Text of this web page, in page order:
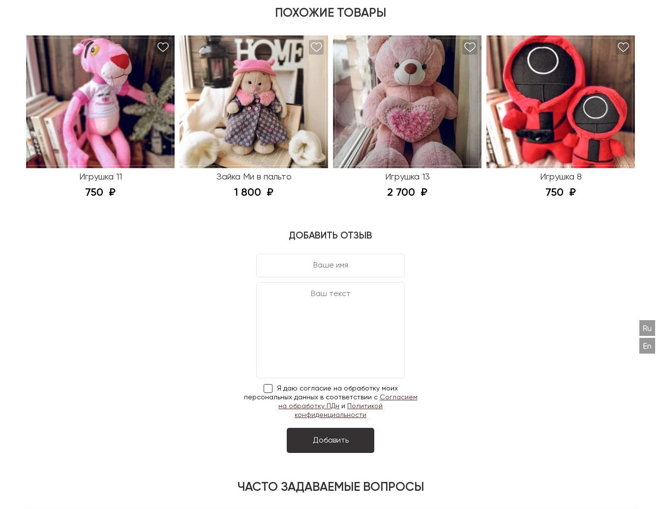
ПОХОЖИЕ ТОВАРЫ
Игрушка 11
750
Зайка Ми в пальто
1 800
Игрушка 13
2 700
Игрушка 8
750
ДОБАВИТЬ ОТЗЫВ
Я даю согласие на обработку моих
персональных данных в соответствии с Согласием
на обработку ПДн и
Политикой
конфиденциальности
ЧАСТО ЗАДАВАЕМЫЕ ВОПРОСЫ